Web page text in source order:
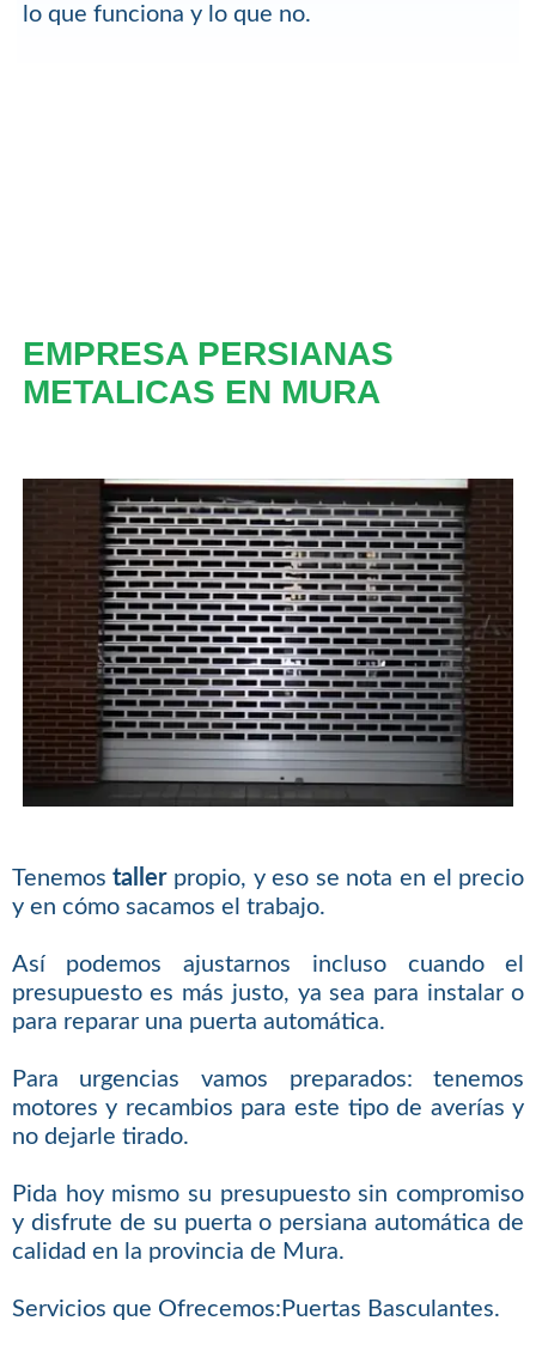
lo que funciona y lo que no.
EMPRESA PERSIANAS
METALICAS EN MURA
Tenemostallerpropio, y eso se nota en el precio
y en cómo sacamos el trabajo.
Así podemos ajustarnos incluso cuando el
presupuesto es más justo, ya sea para instalar o
para reparar una puerta automática.
Para urgencias vamos preparados: tenemos
motores y recambios para este tipo de averías y
no dejarle tirado.
Pida hoy mismo su presupuesto sin compromiso
y disfrute de su puerta o persiana automática de
calidad en la provincia de Mura.
Servicios que Ofrecemos:Puertas Basculantes.